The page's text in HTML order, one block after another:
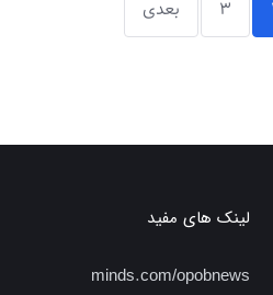
3 بعدی
لینک های مفید
minds.com/opobnews